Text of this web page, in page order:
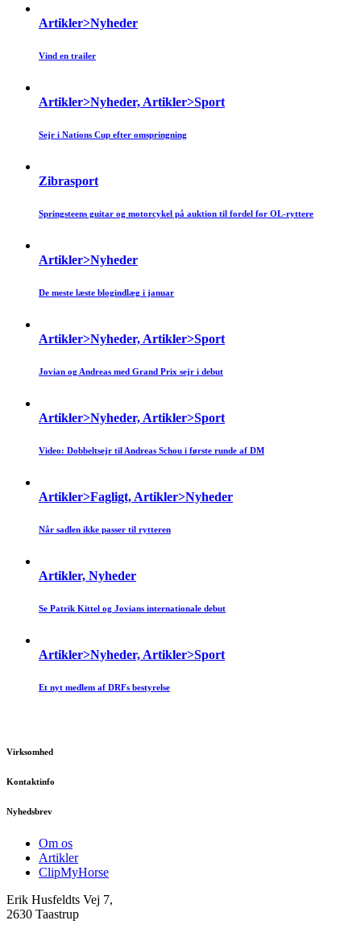
Artikler>Nyheder
Vind en trailer
Artikler>Nyheder, Artikler>Sport
Sejr i Nations Cup efter omspringning
Zibrasport
Springsteens guitar og motorcykel på auktion til fordel for OL-ryttere
Artikler>Nyheder
De meste læste blogindlæg i januar
Artikler>Nyheder, Artikler>Sport
Jovian og Andreas med Grand Prix sejr i debut
Artikler>Nyheder, Artikler>Sport
Video: Dobbeltsejr til Andreas Schou i første runde af DM
Artikler>Fagligt, Artikler>Nyheder
Når sadlen ikke passer til rytteren
Artikler, Nyheder
Se Patrik Kittel og Jovians internationale debut
Artikler>Nyheder, Artikler>Sport
Et nyt medlem af DRFs bestyrelse
Virksomhed
Kontaktinfo
Nyhedsbrev
Om os
Artikler
ClipMyHorse
Erik Husfeldts Vej 7,
2630 Taastrup